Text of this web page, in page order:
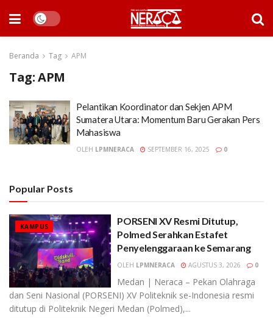
Beranda Tag APM
Tag:APM
Pelantikan Koordinator dan Sekjen APM
Sumatera Utara: Momentum Baru Gerakan Pers
Mahasiswa
OLEH LPMNERACA SEPTEMBER 16, 2025 0
Popular Posts
KAMPUS
PORSENI XV Resmi Ditutup,
Polmed Serahkan Estafet
Penyelenggaraan ke Semarang
OLEH LPMNERACA AGUSTUS 3, 2026 0
Medan | Neraca – Pekan Olahraga
dan Seni Nasional (PORSENI) XV Politeknik se-Indonesia resmi
ditutup di Politeknik Negeri Medan (Polmed),...